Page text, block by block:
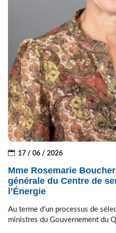
17 / 06 / 2026
Mme Rosemarie
générale du Centre de
l’Énergie
Au terme d’un processus de
ministres du Gouvernement du